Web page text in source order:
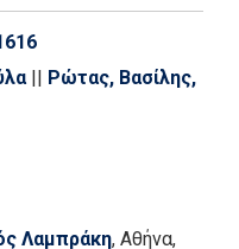
|| Ρώτας, Βασίλης,
Λαμπράκη, Αθήνα,